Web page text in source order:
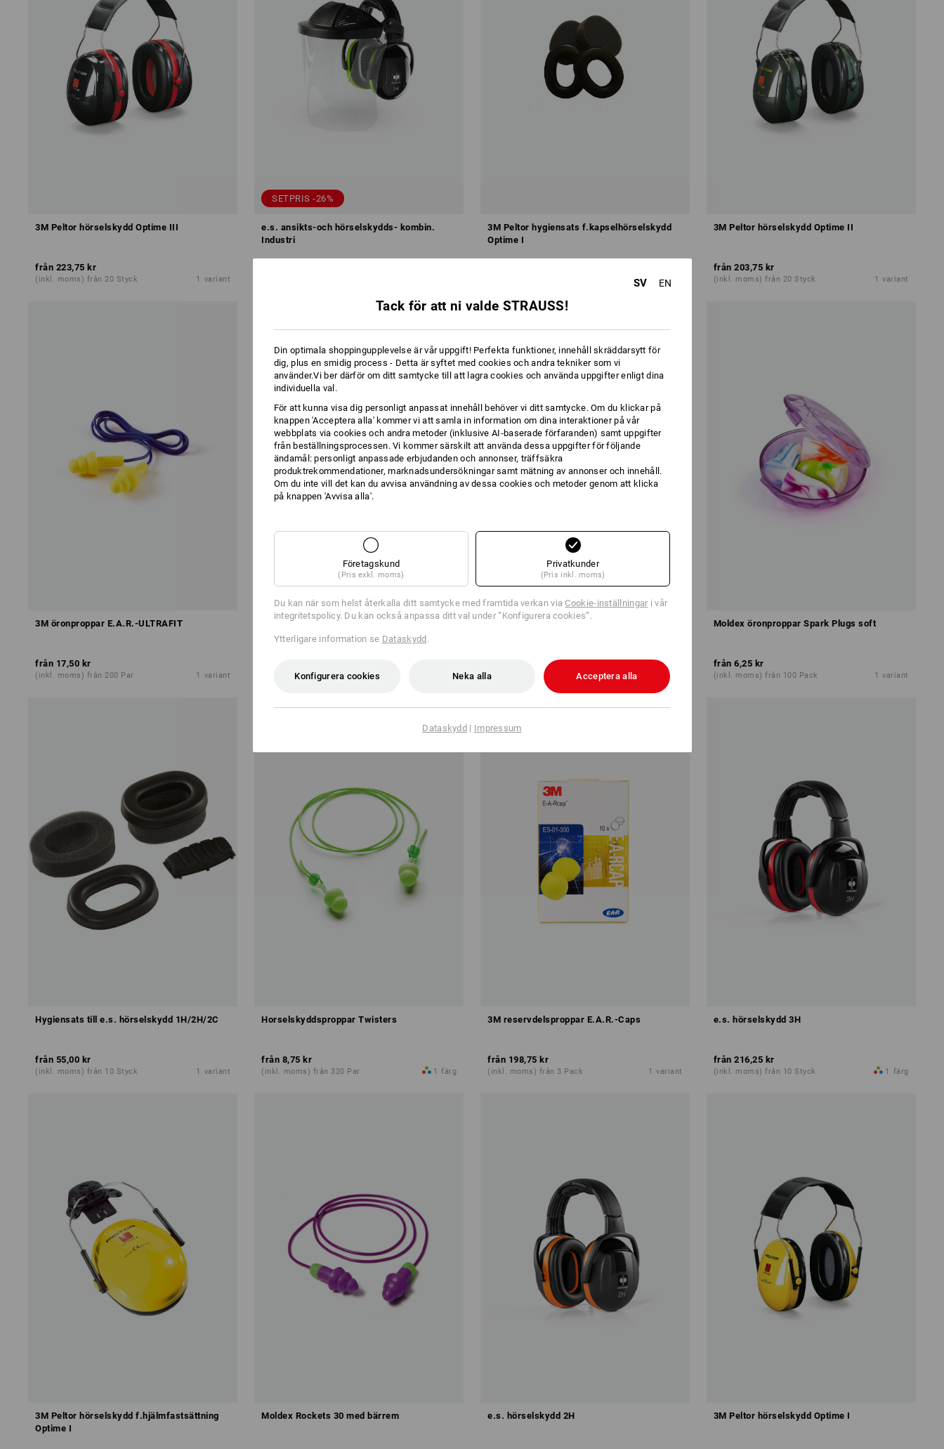
3M Peltor hörselskydd Optime III
från 223,75 kr
(inkl. moms) från 20 Styck 1 variant
SETPRIS -26%
e.s. ansikts-och hörselskydds- kombin.
Industri
3M Peltor hygiensats f.kapselhörselskydd
Optime I
variant
3M Peltor hörselskydd Optime II
från 203,75 kr
(inkl. moms) från 20 Styck 1 variant
3M öronproppar E.A.R.-ULTRAFIT
från 17,50 kr
(inkl. moms) från 200 Par 1 variant
e.s. hörselskydd 1H
(inkl. moms) från 10 Styck variant
Moldex reservdelsproppar Jazz-Band
461,25 kr
(inkl. moms) från 10 Pack variant
Moldex öronproppar Spark Plugs soft
från 6,25 kr
(inkl. moms) från 100 Pack 1 variant
Hygiensats till e.s. hörselskydd 1H/2H/2C
från 55,00 kr
(inkl. moms) från 10 Styck 1 variant
Horselskyddsproppar Twisters
från 8,75 kr
(inkl. moms) från 320 Par 1 färg
3M reservdelsproppar E.A.R.-Caps
från 198,75 kr
(inkl. moms) från 3 Pack 1 variant
e.s. hörselskydd 3H
från 216,25 kr
(inkl. moms) från 10 Styck 1 färg
3M Peltor hörselskydd f.hjälmfastsättning
Optime I
Moldex Rockets 30 med bärrem e.s. hörselskydd 2H 3M Peltor hörselskydd Optime I
SV EN
Tack för att ni valde STRAUSS!
Din optimala shoppingupplevelse är vår uppgift! Perfekta funktioner, innehåll skräddarsytt för
dig, plus en smidig process - Detta är syftet med cookies och andra tekniker som vi
använder.Vi ber därför om ditt samtycke till att lagra cookies och använda uppgifter enligt dina
individuella val.
För att kunna visa dig personligt anpassat innehåll behöver vi ditt samtycke. Om du klickar på
knappen 'Acceptera alla' kommer vi att samla in information om dina interaktioner på vår
webbplats via cookies och andra metoder (inklusive AI‑baserade förfaranden) samt uppgifter
från beställningsprocessen. Vi kommer särskilt att använda dessa uppgifter för följande
ändamål: personligt anpassade erbjudanden och annonser, träffsäkra
produktrekommendationer, marknadsundersökningar samt mätning av annonser och innehåll.
Om du inte vill det kan du avvisa användning av dessa cookies och metoder genom att klicka
på knappen 'Avvisa alla'.
Företagskund
(Pris exkl. moms)
Privatkunder
(Pris inkl. moms)
Du kan när som helst återkalla ditt samtycke med framtida verkan viaCookie-inställningar i vår
integritetspolicy. Du kan också anpassa ditt val under ”Konfigurera cookies”.
Ytterligare information se Dataskydd.
Konfigurera cookies Neka alla Acceptera alla
Dataskydd | Impressum